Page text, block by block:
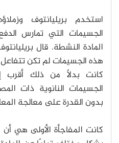
استخدم بريليانتوف
الجسيمات التي تمارس
المادة النشطة. قال
هذه الجسيمات لم تكن
كانت بدلًا من ذلك أقرب
الجسيمات النانوية ذات
بدون القدرة على معالجة
كانت المفاجأة الأولى هي